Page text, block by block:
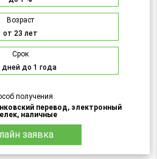
Возраст
от 23 лет
Срок
дней до 1 года
получения
перевод, электронный
наличные
заявка